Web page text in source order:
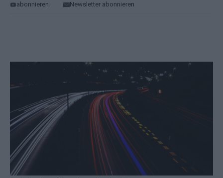
abonnieren
Newsletter abonnieren